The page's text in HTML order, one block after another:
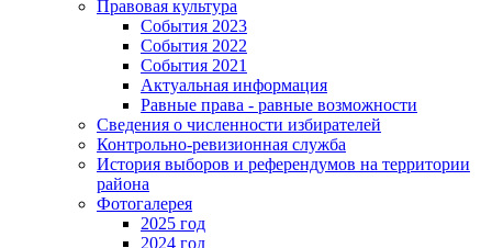
Правовая культура
События 2023
События 2022
События 2021
Актуальная информация
Равные права - равные возможности
Сведения о численности избирателей
Контрольно-ревизионная служба
История выборов и референдумов на территории
района
Фотогалерея
2025 год
2024 год